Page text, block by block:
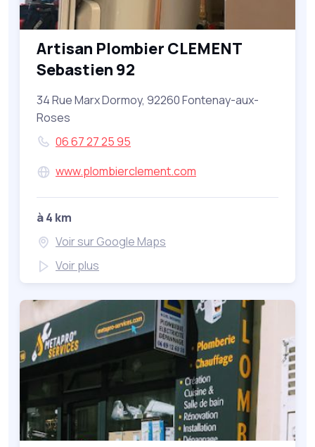
Artisan Plombier CLEMENT
Sebastien 92
34 Rue Marx Dormoy, 92260 Fontenay-aux-
Roses
06 67 27 25 95
www.plombierclement.com
à 4 km
Voir sur Google Maps
Voir plus